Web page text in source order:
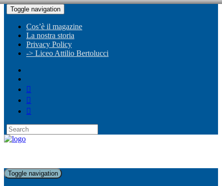
Toggle navigation
Cos’è il magazine
La nostra storia
Privacy Policy
-> Liceo Attilio Bertolucci
Toggle navigation